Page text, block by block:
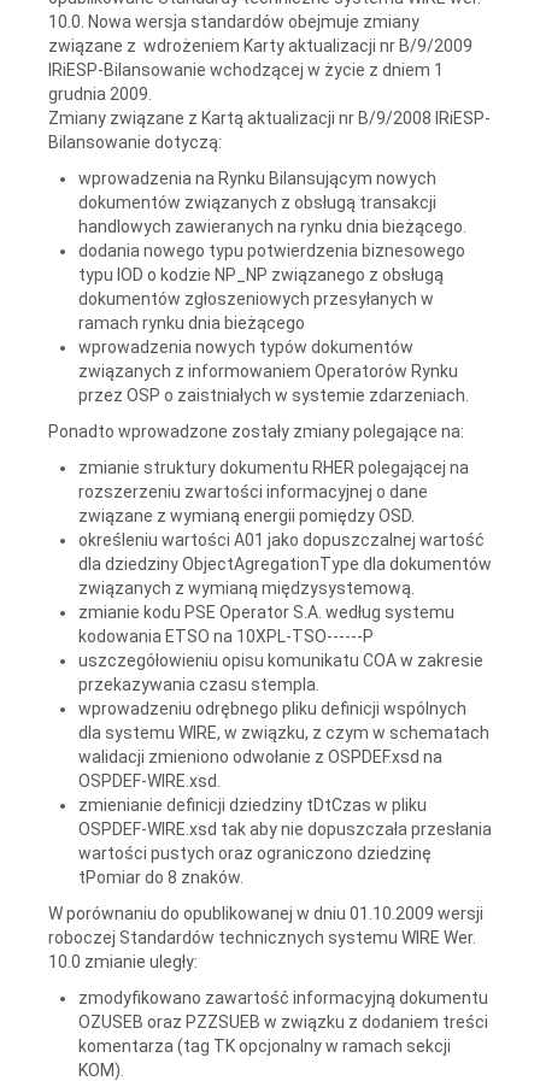
10.0. Nowa wersja standardów obejmuje zmiany
związane z wdrożeniem Karty aktualizacji nr B/9/2009
IRiESP-Bilansowanie wchodzącej w życie z dniem 1
grudnia 2009.
Zmiany związane z Kartą aktualizacji nr B/9/2008 IRiESP-
Bilansowanie dotyczą:
wprowadzenia na Rynku Bilansującym nowych
dokumentów związanych z obsługą transakcji
handlowych zawieranych na rynku dnia bieżącego.
dodania nowego typu potwierdzenia biznesowego
typu IOD o kodzie NP_NP związanego z obsługą
dokumentów zgłoszeniowych przesyłanych w
ramach rynku dnia bieżącego
wprowadzenia nowych typów dokumentów
związanych z informowaniem Operatorów Rynku
przez OSP o zaistniałych w systemie zdarzeniach.
Ponadto wprowadzone zostały zmiany polegające na:
zmianie struktury dokumentu RHER polegającej na
rozszerzeniu zwartości informacyjnej o dane
związane z wymianą energii pomiędzy OSD.
określeniu wartości A01 jako dopuszczalnej wartość
dla dziedziny ObjectAgregationType dla dokumentów
związanych z wymianą międzysystemową.
zmianie kodu PSE Operator S.A. według systemu
kodowania ETSO na 10XPL-TSO------P
uszczegółowieniu opisu komunikatu COA w zakresie
przekazywania czasu stempla.
wprowadzeniu odrębnego pliku definicji wspólnych
dla systemu WIRE, w związku, z czym w schematach
walidacji zmieniono odwołanie z OSPDEF.xsd na
OSPDEF-WIRE.xsd.
zmienianie definicji dziedziny tDtCzas w pliku
OSPDEF-WIRE.xsd tak aby nie dopuszczała przesłania
wartości pustych oraz ograniczono dziedzinę
tPomiar do 8 znaków.
W porównaniu do opublikowanej w dniu 01.10.2009 wersji
roboczej Standardów technicznych systemu WIRE Wer.
10.0 zmianie uległy:
zmodyfikowano zawartość informacyjną dokumentu
OZUSEB oraz PZZSUEB w związku z dodaniem treści
komentarza (tag TK opcjonalny w ramach sekcji
KOM).